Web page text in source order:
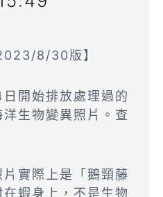
8/30版】
開始排放處理過的
生物變異照片。查
實際上是「鵝頸藤
蝦身上，不是生物